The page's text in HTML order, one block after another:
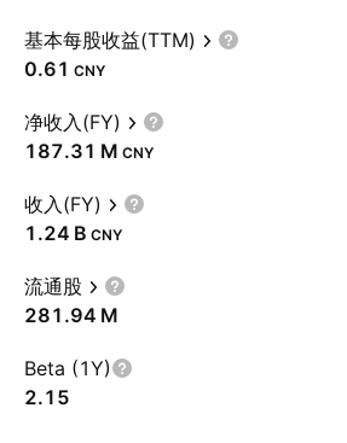
基本每股收益(TTM)
0.61 CNY
净收入(FY)
‪187.31 M‬ CNY
收入(FY)
‪1.24 B‬ CNY
流通股
‪281.94 M‬
Beta (1Y)
2.15